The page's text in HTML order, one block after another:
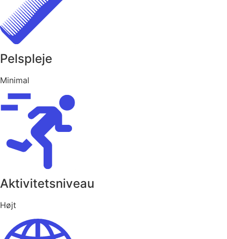
Pelspleje
Minimal
Aktivitetsniveau
Højt